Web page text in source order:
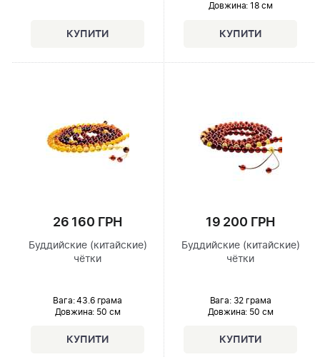
Довжина: 18 см
26 160 ГРН
Буддийские (китайские)
чётки
Вага: 43.6 грама
Довжина: 50 см
19 200 ГРН
Буддийские (китайские)
чётки
Вага: 32 грама
Довжина: 50 см